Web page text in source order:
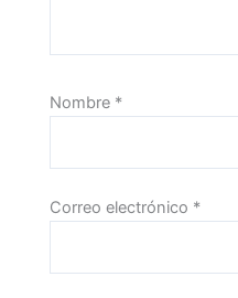
Nombre *
Correo electrónico *